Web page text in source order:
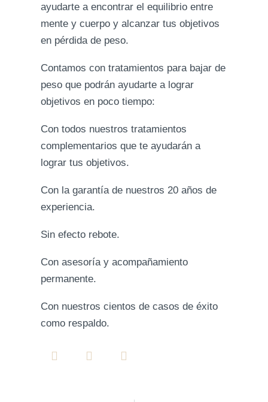
ayudarte a encontrar el equilibrio entre
mente y cuerpo y alcanzar tus objetivos
en pérdida de peso.
Contamos con tratamientos para bajar de
peso que podrán ayudarte a lograr
objetivos en poco tiempo:
Con todos nuestros tratamientos
complementarios que te ayudarán a
lograr tus objetivos.
Con la garantía de nuestros 20 años de
experiencia.
Sin efecto rebote.
Con asesoría y acompañamiento
permanente.
Con nuestros cientos de casos de éxito
como respaldo.